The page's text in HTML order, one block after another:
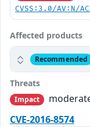
CVSS:3.0/AV:N/
Affected products
Recommended
Threats
Impact
CVE-2016-8574